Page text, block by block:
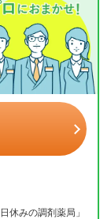
休みの調剤薬局」